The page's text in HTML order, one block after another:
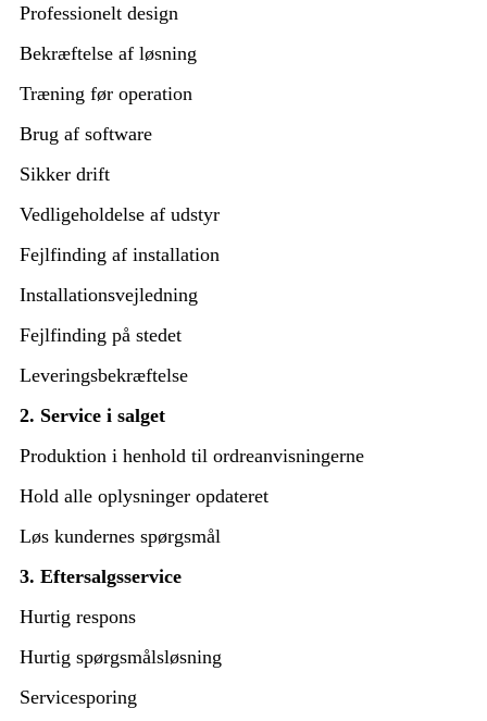
Professionelt design
Bekræftelse af løsning
Træning før operation
Brug af software
Sikker drift
Vedligeholdelse af udstyr
Fejlfinding af installation
Installationsvejledning
Fejlfinding på stedet
Leveringsbekræftelse
2. Service i salget
Produktion i henhold til ordreanvisningerne
Hold alle oplysninger opdateret
Løs kundernes spørgsmål
3. Eftersalgsservice
Hurtig respons
Hurtig spørgsmålsløsning
Servicesporing